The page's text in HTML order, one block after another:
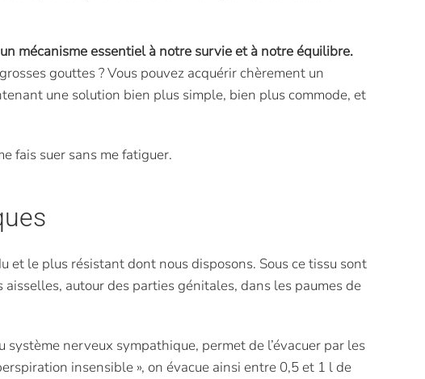
mécanisme essentiel à notre survie et à notre équilibre.
gouttes ? Vous pouvez acquérir chèrement un
une solution bien plus simple, bien plus commode, et
fais suer sans me fatiguer.
et le plus résistant dont nous disposons. Sous ce tissu sont
autour des parties génitales, dans les paumes de
nerveux sympathique, permet de l’évacuer par les
insensible », on évacue ainsi entre 0,5 et 1 l de